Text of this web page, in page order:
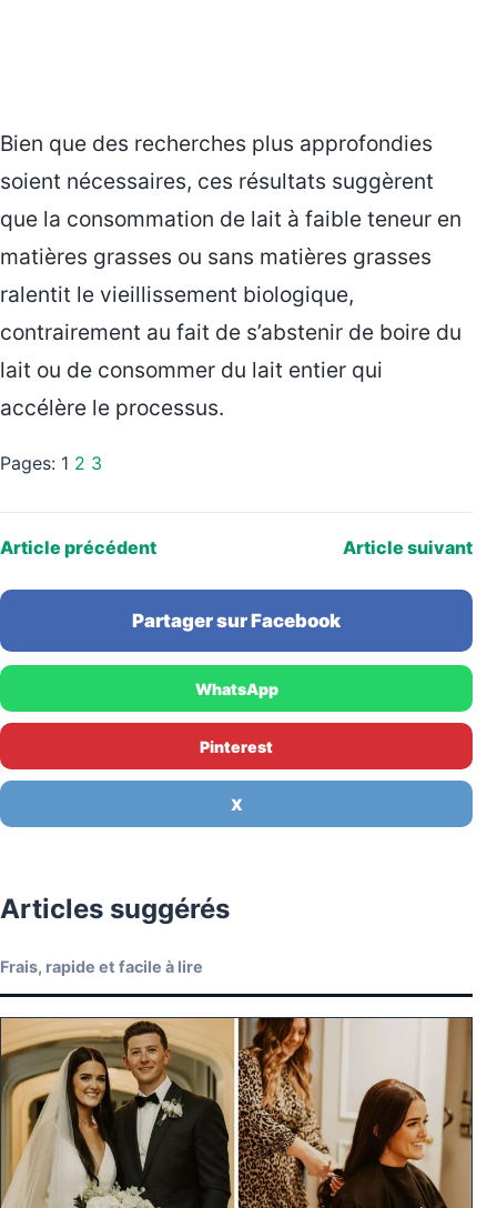
Bien que des recherches plus approfondies
soient nécessaires, ces résultats suggèrent
que la consommation de lait à faible teneur en
matières grasses ou sans matières grasses
ralentit le vieillissement biologique,
contrairement au fait de s’abstenir de boire du
lait ou de consommer du lait entier qui
accélère le processus.
Pages: 1 2 3
Article précédent Article suivant
Partager sur Facebook
WhatsApp
Pinterest
X
Articles suggérés
Frais, rapide et facile à lire